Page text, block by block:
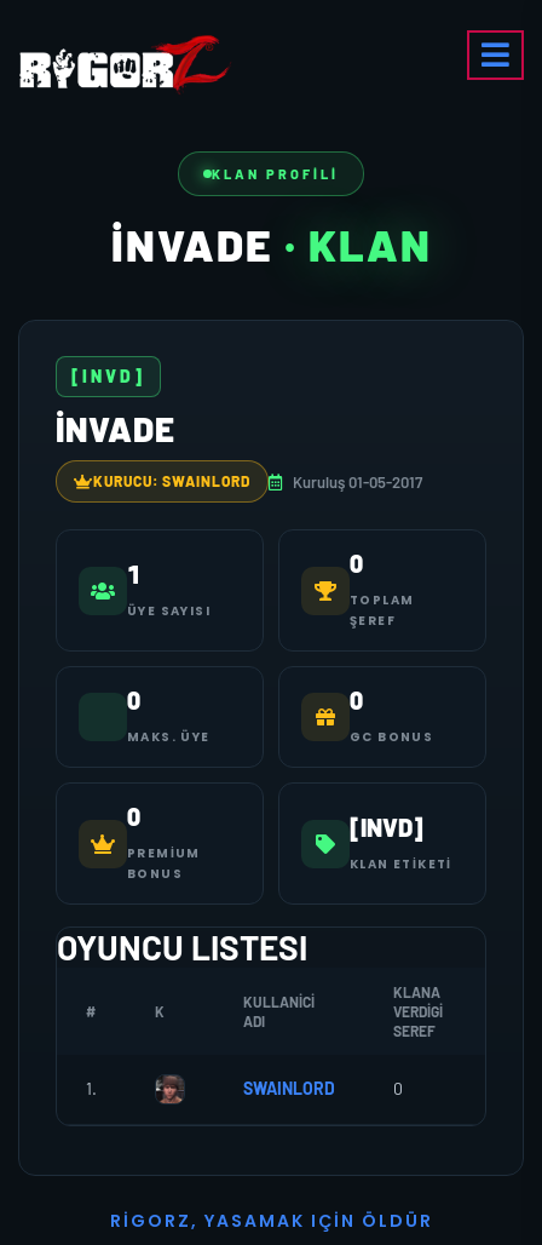
KLAN PROFILI
INVADE · KLAN
[INVD]
INVADE
KURUCU: SWAINLORD Kuruluş 01-05-2017
1
ÜYE SAYISI
0
TOPLAM
ŞEREF
0
MAKS. ÜYE
0
GC BONUS
0
PREMIUM
BONUS
[INVD]
KLAN ETIKETI
OYUNCU LISTESI
# K
KULLANICI
ADI
KLANA
VERDIGI
SEREF
1. SWAINLORD 0
R I G O R Z, YASAMAK I ÇI N Ö L D Ü R